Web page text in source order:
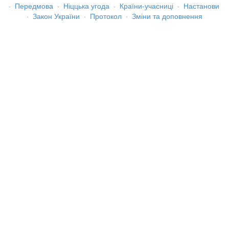
· Передмова · Ніццька угода · Країни-учасниці · Настанови
· Закон України · Протокол · Зміни та доповнення